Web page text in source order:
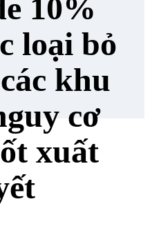
10%
loại bỏ
khu
cơ
xuất